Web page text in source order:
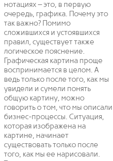
нотациях – это, в первую
очередь, графика. Почему это
так важно? Помимо
сложившихся и устоявшихся
правил, существует также
логическое пояснение.
Графическая картина проще
воспринимается в целом. А
ведь только после того, как мы
увидели и сумели понять
общую картину, можно
говорить о том, что мы описали
бизнес-процессы. Ситуация,
которая изображена на
картине, начинает
существовать только после
того, как мы ее нарисовали.